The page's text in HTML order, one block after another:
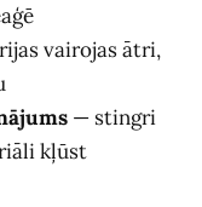
vairojas ātri,
— stingri
kļūst